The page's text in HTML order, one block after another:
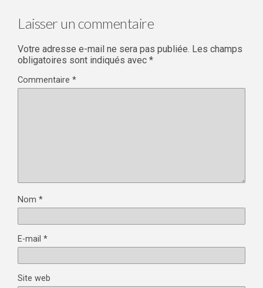
Laisser un commentaire
Votre adresse e-mail ne sera pas publiée. Les champs
obligatoires sont indiqués avec *
Commentaire *
Nom *
E-mail *
Site web